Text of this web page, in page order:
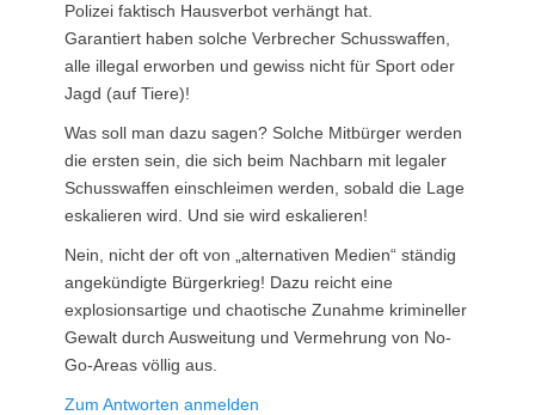
Polizei faktisch Hausverbot verhängt hat.
Garantiert haben solche Verbrecher Schusswaffen,
alle illegal erworben und gewiss nicht für Sport oder
Jagd (auf Tiere)!
Was soll man dazu sagen? Solche Mitbürger werden
die ersten sein, die sich beim Nachbarn mit legaler
Schusswaffen einschleimen werden, sobald die Lage
eskalieren wird. Und sie wird eskalieren!
Nein, nicht der oft von „alternativen Medien“ ständig
angekündigte Bürgerkrieg! Dazu reicht eine
explosionsartige und chaotische Zunahme krimineller
Gewalt durch Ausweitung und Vermehrung von No-
Go-Areas völlig aus.
Zum Antworten anmelden